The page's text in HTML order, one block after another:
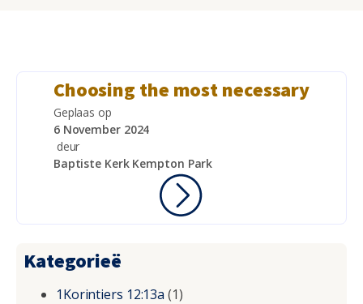
Choosing the most necessary
Geplaas op
6 November 2024
deur
Baptiste Kerk Kempton Park
Kategorieë
1Korintiers 12:13a (1)